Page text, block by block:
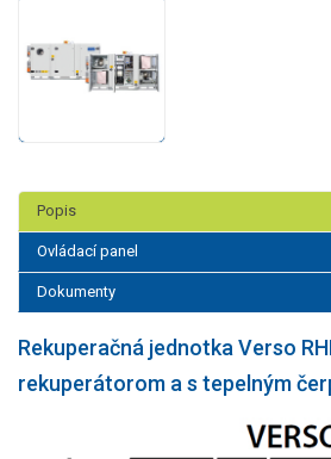
Popis
Ovládací panel
Dokumenty
Rekuperačná jednotka Verso
rekuperátorom a s tepelným